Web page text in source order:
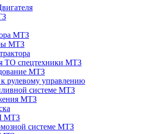
МТЗ
МТЗ
ТО спецтехники МТЗ
МТЗ
рулевому управлению
системе МТЗ
МТЗ
МТЗ
системе МТЗ